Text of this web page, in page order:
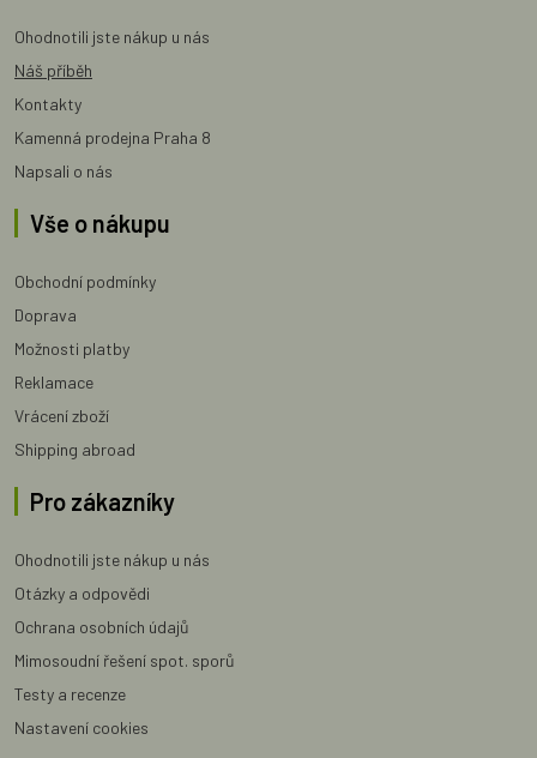
Ohodnotili jste nákup u nás
Náš příběh
Kontakty
Kamenná prodejna Praha 8
Napsali o nás
Vše o nákupu
Obchodní podmínky
Doprava
Možnosti platby
Reklamace
Vrácení zboží
Shipping abroad
Pro zákazníky
Ohodnotili jste nákup u nás
Otázky a odpovědi
Ochrana osobních údajů
Mimosoudní řešení spot. sporů
Testy a recenze
Nastavení cookies